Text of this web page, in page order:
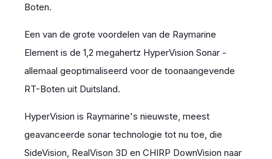
Boten.
Een van de grote voordelen van de Raymarine
Element is de 1,2 megahertz HyperVision Sonar -
allemaal geoptimaliseerd voor de toonaangevende
RT-Boten uit Duitsland.
HyperVision is Raymarine's nieuwste, meest
geavanceerde sonar technologie tot nu toe, die
SideVision, RealVison 3D en CHIRP DownVision naar